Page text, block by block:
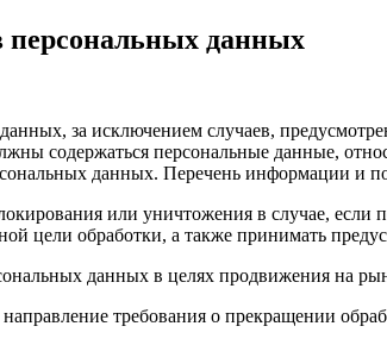
персональных данных
за исключением случаев,
содержаться персональные данные,
данных. Перечень информации и
или уничтожения в случае,
цели обработки, а также принимать
данных в целях продвижения на
требования о прекращении